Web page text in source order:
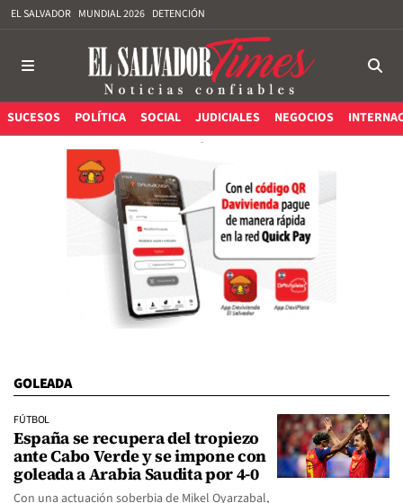
EL SALVADOR MUNDIAL 2026 DETENCIÓN
SUCESOS POLÍTICA SOCIAL JUDICIALES NEGOCIOS
GOLEADA
FÚTBOL
España se recupera del tropiezo
ante Cabo Verde y se impone con
goleada a Arabia Saudita por 4-0
Con una actuación soberbia de Mikel Oyarzabal,